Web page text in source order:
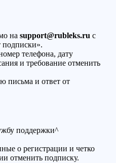
на support@rubleks.ru с
подписки».
телефона, дату
и требование отменить
письма и ответ от
поддержки^
о регистрации и четко
отменить подписку.